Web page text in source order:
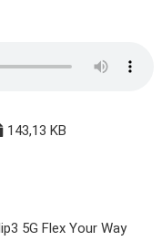
143,13 KB
5G Flex Your Way